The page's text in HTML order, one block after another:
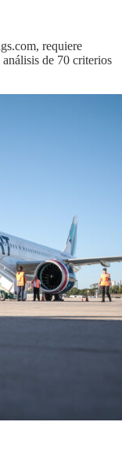
requiere
de 70 criterios